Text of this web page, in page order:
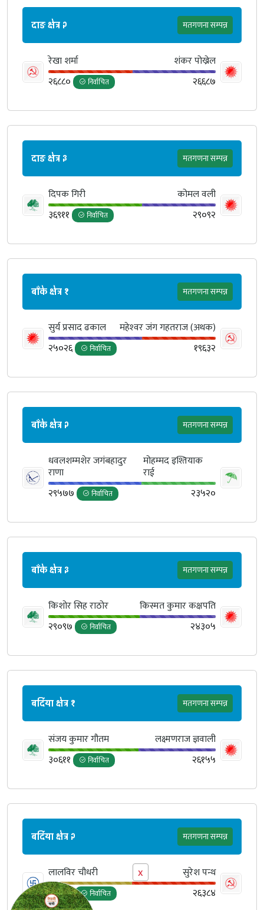
दाङ क्षेत्र २ मतगणना सम्पन्न
रेखा शर्मा
शंकर पोख्रेल
२६८८०
निर्वाचित २६६८७
दाङ क्षेत्र ३ मतगणना सम्पन्न
दिपक गिरी
कोमल वली
३६९११
निर्वाचित २९०९२
बाँके क्षेत्र १ मतगणना सम्पन्न
सुर्य प्रसाद ढकाल
महेश्‍वर जंग गहतराज (अथक)
२५०२६
निर्वाचित १९६३२
बाँके क्षेत्र २ मतगणना सम्पन्न
धवलशम्मशेर जगंबहादुर
राणा
मोहम्मद इश्तियाक
राई
२९५७७
निर्वाचित २३५२०
बाँके क्षेत्र ३ मतगणना सम्पन्न
किशोर सिह राठोर
किस्मत कुमार कक्षपति
२९०९७
निर्वाचित २४३०५
बर्दिया क्षेत्र १ मतगणना सम्पन्न
संजय कुमार गौतम
लक्ष्मणराज ज्ञवाली
३०६११
निर्वाचित २६१५५
बर्दिया क्षेत्र २ मतगणना सम्पन्न
लालविर चौधरी
सुरेश पन्थ
२६५२०
निर्वाचित २६३८४
x